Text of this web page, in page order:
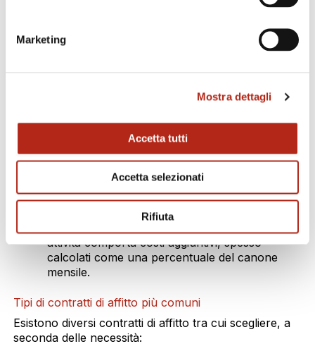
Marketing
Mostra dettagli
Accetta tutti
Accetta selezionati
Rifiuta
obbligatorie che possono incidere sul budget
Certificazione energetica (APE), necessaria
Visure catastalie altri documenti richiesti per
la regolarità del contratto.
l’agenzia immobiliare offre un
gestione dell’immobile(ad esempio,
manutenzione, gestione delle spese
attività comporta costi aggiuntivi, spesso
calcolati come una percentuale del canone
mensile.
Tipi di contratti di affitto più comuni
Esistono diversi contratti di affitto tra cui scegliere, a
seconda delle necessità: